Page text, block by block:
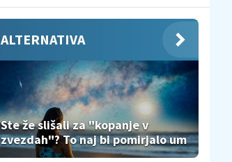
ALTERNATIVA
Ste že slišali za "kopanje v
zvezdah"? To naj bi pomirjalo um